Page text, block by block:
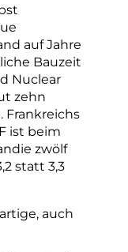
auf Jahre
Bauzeit
Nuclear
zehn
Frankreichs
ist beim
zwölf
statt 3,3
auch